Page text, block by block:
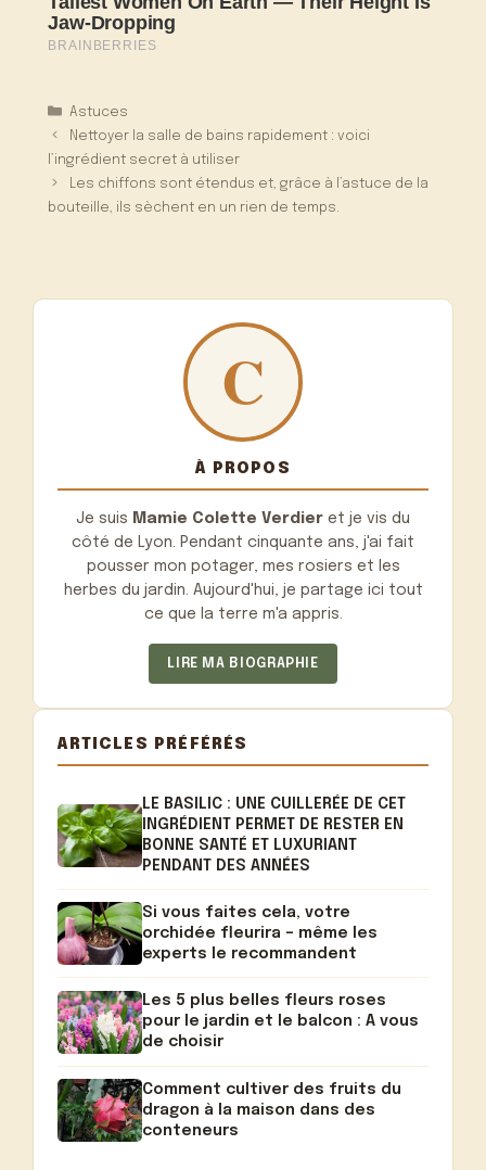
Catégories
Astuces
Nettoyer la salle de bains rapidement : voici
l’ingrédient secret à utiliser
Les chiffons sont étendus et, grâce à l’astuce de la
bouteille, ils sèchent en un rien de temps.
À PROPOS
Je suis Mamie Colette Verdier et je vis du
côté de Lyon. Pendant cinquante ans, j'ai fait
pousser mon potager, mes rosiers et les
herbes du jardin. Aujourd'hui, je partage ici tout
ce que la terre m'a appris.
LIRE MA BIOGRAPHIE
ARTICLES PRÉFÉRÉS
LE BASILIC : UNE CUILLERÉE DE CET
INGRÉDIENT PERMET DE RESTER EN
BONNE SANTÉ ET LUXURIANT
PENDANT DES ANNÉES
Si vous faites cela, votre
orchidée fleurira – même les
experts le recommandent
Les 5 plus belles fleurs roses
pour le jardin et le balcon : A vous
de choisir
Comment cultiver des fruits du
dragon à la maison dans des
conteneurs